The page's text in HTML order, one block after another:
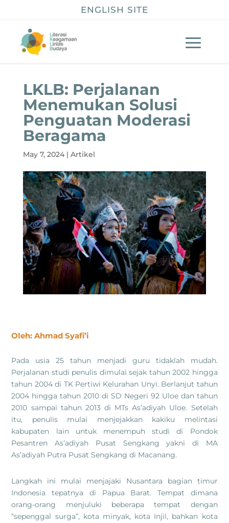
ENGLISH SITE
LKLB: Perjalanan
Menemukan Solusi
Penguatan Moderasi
Beragama
May 7, 2024| Artikel
Oleh: Ahmad Syafi’i
Pada usia 25 tahun menjadi guru tidaklah mudah.
Perjalanan studi penulis dimulai sejak tahun 2002 hingga
tahun 2004 di TK Pertiwi Kelurahan Unyi. Berlanjut tahun
2004 hingga tahun 2010 di SD Negeri 92 Uloe dan tahun
2010 sampai tahun 2013 di MTs As’adiyah Uloe. Setelah
itu, penulis mulai menjejakkan kakiku melintasi
kabupaten lain untuk menempuh studi di Pondok
Pesantren As’adiyah Pusat Sengkang yakni di MA
As’adiyah Putra Pusat Sengkang di Macanang.
Langkah ini mulai menjajaki Nusantara bagian timur
Indonesia tepatnya di Papua Barat. Tempat dimana
orang-orang menjuluki beberapa tempat dengan
“sepenggal surga”, kota minyak, kota Injil, bahkan kota